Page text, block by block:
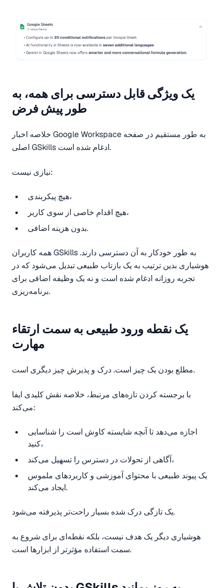
یک ویژگی قابل دسترسی برای همه، به
طور پیش فرض
خلاصه اخبار Google Workspace به طور مستقیم در صفحه
اصلی GSkills ادغام شده است.
نیازی نیست:
هیچ پیکربندی،
هیچ اقدام خاصی از سوی کاربر،
بدون هزینه اضافی.
همه کاربران GSkills به طور خودکار به آن دسترسی دارند.
هوشیاری بدین ترتیب به یک بازتاب طبیعی تبدیل می‌شود که در
تجربه روزانه ادغام شده است و نه یک وظیفه اضافی برای
برنامه‌ریزی.
یک نقطه ورود طبیعی به سمت ارتقاء
مهارت
مطلع بودن یک چیز است. درک و پذیرش چیز دیگری است.
با برجسته کردن تازه‌های مرتبط، خلاصه نقش کلیدی ایفا
می‌کند:
اجازه می‌دهد تا آنچه شایسته کاوش است را شناسایی
کنید،
آگاهی از تحولات در دسترس را تسهیل می‌کند،
یک پیوند طبیعی با محتوای آموزشی و کاربردهای ملموس
ایجاد می‌کند.
یک تازگی درک شده بسیار راحت‌تر پذیرفته می‌شود.
هوشیاری دیگر یک هدف نیست، بلکه نقطه‌ای برای شروع به
سمت استفاده مؤثرتر از ابزارها است.